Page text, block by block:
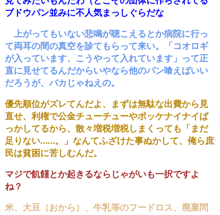
ブドウパン並みに不人気まっしぐらだな
上がってもいない悲鳴が聴こえるとか病院に行っ
て両耳の間の真空を診てもらって来い。「コオロギ
が入っています、こうやって入れています」って正
直に見せてるんだからいやなら他のパン喰えばいい
だろうが、バカじゃねえの。
優先順位がズレてんだよ、まずは無駄な出費から見
直せ、利権で公金チューチューやポッケナイナイば
っかしてるから、散々増税増税しまくっても「まだ
足りない……。」なんてふざけた事ぬかして、俺ら庶
民は貧困に苦しむんだ。
マジで飢饉とか起きるならじゃがいも一択ですよ
ね？
米、大豆（おから）、牛乳等のフードロス、廃棄問